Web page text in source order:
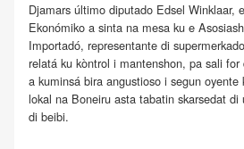
Djamars último diputado Edsel Winklaar,
Ekonómiko a sinta na mesa ku e
Importadó, representante di
relatá ku kòntrol i mantenshon, pa sali
a kuminsá bira angustioso i segun
lokal na Boneiru asta tabatin skarsedat di
di beibi.